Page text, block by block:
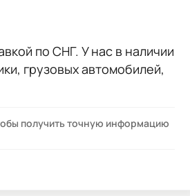
по СНГ. У нас в наличии
грузовых автомобилей,
получить точную информацию